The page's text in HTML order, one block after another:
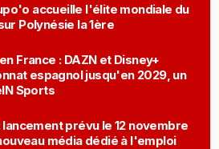
accueille l'élite mondiale du
Polynésie la 1ère
France : DAZN et Disney+
espagnol jusqu'en 2029, un
Sports
prévu le 12 novembre
média dédié à l'emploi